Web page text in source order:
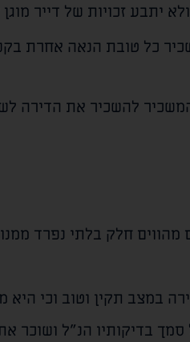
יתבע זכויות של דייר
כל טובת הנאה אחרת
להשכיר את הדירה
חלק בלתי נפרד
במצב תקין וטוב וכי היא
בדיקותיו הנ"ל ושוכר